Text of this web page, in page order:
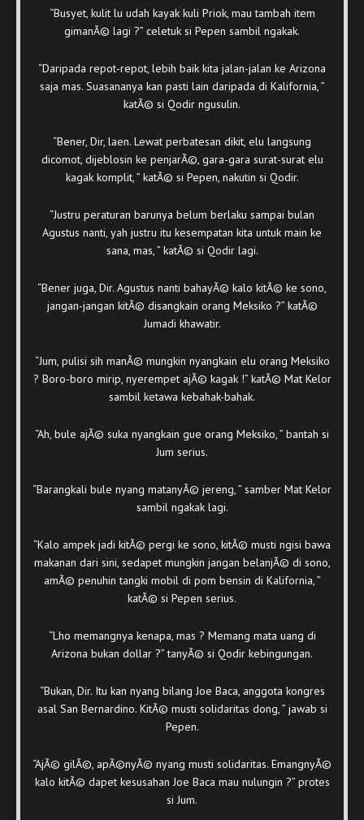
“Busyet, kulit lu udah kayak kuli Priok, mau tambah item
gimanÃ© lagi ?” celetuk si Pepen sambil ngakak.
“Daripada repot-repot, lebih baik kita jalan-jalan ke Arizona
saja mas. Suasananya kan pasti lain daripada di Kalifornia, ”
katÃ© si Qodir ngusulin.
“Bener, Dir, laen. Lewat perbatesan dikit, elu langsung
dicomot, dijeblosin ke penjarÃ©, gara-gara surat-surat elu
kagak komplit, ” katÃ© si Pepen, nakutin si Qodir.
“Justru peraturan barunya belum berlaku sampai bulan
Agustus nanti, yah justru itu kesempatan kita untuk main ke
sana, mas, ” katÃ© si Qodir lagi.
“Bener juga, Dir. Agustus nanti bahayÃ© kalo kitÃ© ke sono,
jangan-jangan kitÃ© disangkain orang Meksiko ?” katÃ©
Jumadi khawatir.
“Jum, pulisi sih manÃ© mungkin nyangkain elu orang Meksiko
? Boro-boro mirip, nyerempet ajÃ© kagak !” katÃ© Mat Kelor
sambil ketawa kebahak-bahak.
“Ah, bule ajÃ© suka nyangkain gue orang Meksiko, ” bantah si
Jum serius.
“Barangkali bule nyang matanyÃ© jereng, ” samber Mat Kelor
sambil ngakak lagi.
“Kalo ampek jadi kitÃ© pergi ke sono, kitÃ© musti ngisi bawa
makanan dari sini, sedapet mungkin jangan belanjÃ© di sono,
amÃ© penuhin tangki mobil di pom bensin di Kalifornia, ”
katÃ© si Pepen serius.
“Lho memangnya kenapa, mas ? Memang mata uang di
Arizona bukan dollar ?” tanyÃ© si Qodir kebingungan.
“Bukan, Dir. Itu kan nyang bilang Joe Baca, anggota kongres
asal San Bernardino. KitÃ© musti solidaritas dong, ” jawab si
Pepen.
“AjÃ© gilÃ©, apÃ©nyÃ© nyang musti solidaritas. EmangnyÃ©
kalo kitÃ© dapet kesusahan Joe Baca mau nulungin ?” protes
si Jum.